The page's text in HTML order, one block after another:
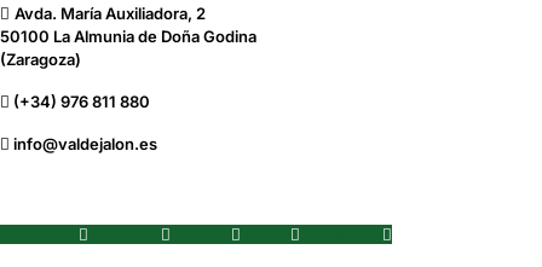
Avda. María Auxiliadora, 2
50100 La Almunia de Doña Godina
(Zaragoza)
(+34) 976 811 880
info@valdejalon.es